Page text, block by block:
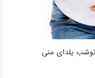
یلدای منی